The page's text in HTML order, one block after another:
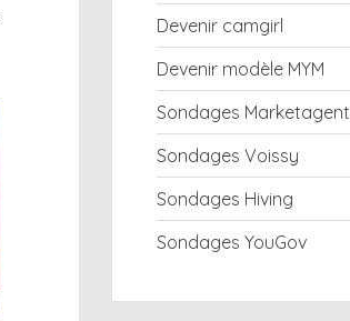
Devenir camgirl
Devenir modèle MYM
Sondages Marketagent
Sondages Voissy
Sondages Hiving
Sondages YouGov